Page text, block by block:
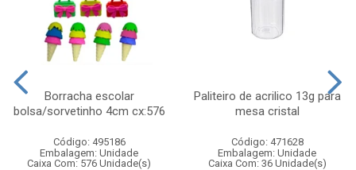
Borracha escolar
bolsa/sorvetinho 4cm cx:576
Código: 495186
Embalagem: Unidade
Caixa Com: 576 Unidade(s)
Paliteiro de acrilico 13g para
mesa cristal
Código: 471628
Embalagem: Unidade
Caixa Com: 36 Unidade(s)